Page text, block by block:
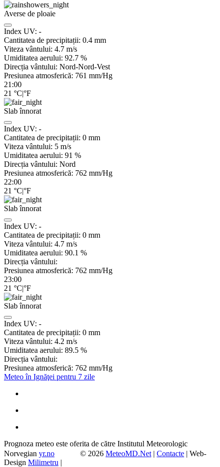
Averse de ploaie
Index UV: -
Cantitatea de precipitații: 0.4 mm
Viteza vântului: 4.7 m/s
Umiditatea aerului: 92.7 %
Direcția vântului: Nord-Nord-Vest
Presiunea atmosferică: 761 mm/Hg
21:00
21 °C|°F
Slab înnorat
Index UV: -
Cantitatea de precipitații: 0 mm
Viteza vântului: 5 m/s
Umiditatea aerului: 91 %
Direcția vântului: Nord
Presiunea atmosferică: 762 mm/Hg
22:00
21 °C|°F
Slab înnorat
Index UV: -
Cantitatea de precipitații: 0 mm
Viteza vântului: 4.7 m/s
Umiditatea aerului: 90.1 %
Direcția vântului:
Presiunea atmosferică: 762 mm/Hg
23:00
21 °C|°F
Slab înnorat
Index UV: -
Cantitatea de precipitații: 0 mm
Viteza vântului: 4.2 m/s
Umiditatea aerului: 89.5 %
Direcția vântului:
Presiunea atmosferică: 762 mm/Hg
Meteo în Ignăţei pentru 7 zile
Prognoza meteo este oferita de către Institutul Meteorologic
Norvegian yr.no © 2026 MeteoMD.Net | Contacte | Web-
Design Milimetru |